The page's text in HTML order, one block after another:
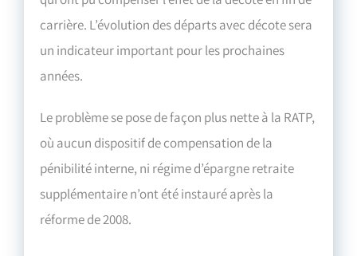
carrière. L’évolution des départs avec décote sera
un indicateur important pour les prochaines
années.
Le problème se pose de façon plus nette à la RATP,
où aucun dispositif de compensation de la
pénibilité interne, ni régime d’épargne retraite
supplémentaire n’ont été instauré après la
réforme de 2008.